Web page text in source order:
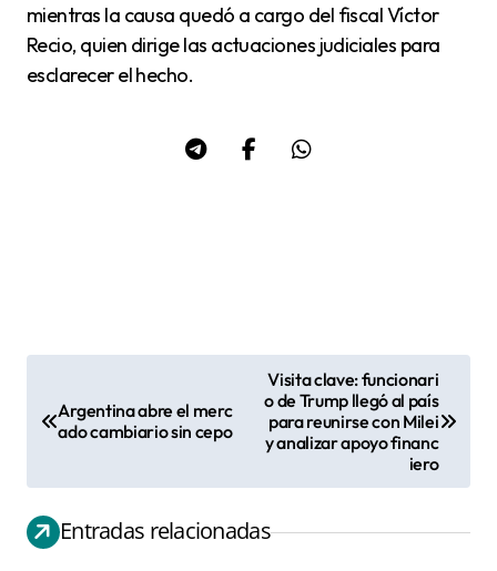
mientras la causa quedó a cargo del fiscal Víctor
Recio, quien dirige las actuaciones judiciales para
esclarecer el hecho.
e
g
Argentina abre el merc
ado cambiario sin cepo
Visita clave: funcionari
o de Trump llegó al país
para reunirse con Milei
y analizar apoyo financ
iero
Entradas relacionadas